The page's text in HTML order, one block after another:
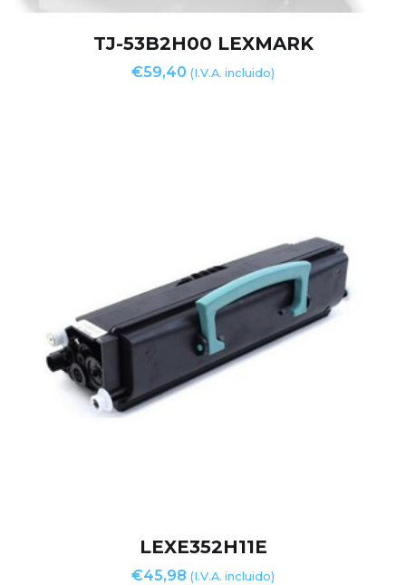
TJ-53B2H00 LEXMARK
€59,40 (I.V.A. incluido)
LEXE352H11E
€45,98 (I.V.A. incluido)